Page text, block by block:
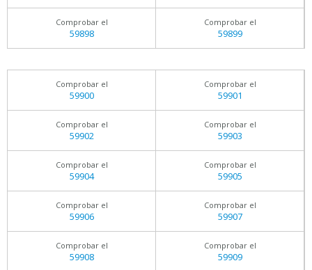
Comprobar el
59898
Comprobar el
59899
Comprobar el
59900
Comprobar el
59901
Comprobar el
59902
Comprobar el
59903
Comprobar el
59904
Comprobar el
59905
Comprobar el
59906
Comprobar el
59907
Comprobar el
59908
Comprobar el
59909